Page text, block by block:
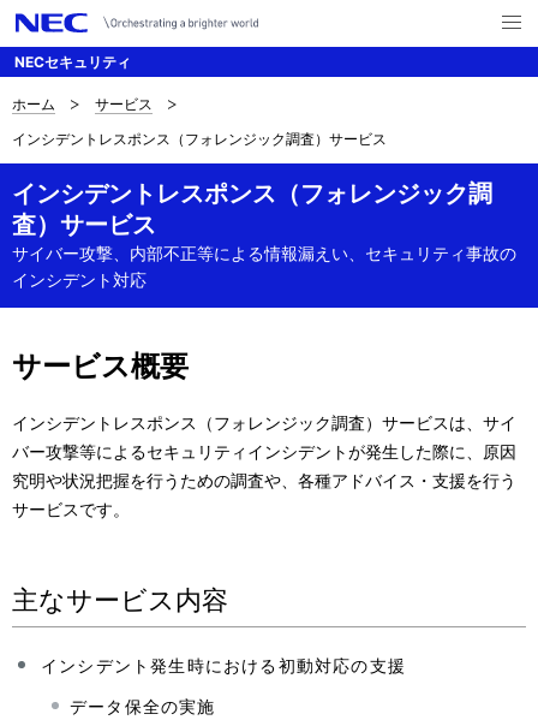
NECセキュリティ
メ
ニ
ナ
ビ
ゲ
ー
シ
ョ
B
r
e
a
d
r
u
m
b
a
ホーム
サービス
インシデントレスポンス（フォレンジック調査）サービス
インシデントレスポンス（フォレンジック調
査）サービス
サイバー攻撃、内部不正等による情報漏えい、セキュリティ事故の
インシデント対応
サービス概要
インシデントレスポンス（フォレンジック調査）サービスは、サイ
バー攻撃等によるセキュリティインシデントが発生した際に、原因
究明や状況把握を行うための調査や、各種アドバイス・支援を行う
サービスです。
主なサービス内容
インシデント発生時における初動対応の支援
データ保全の実施